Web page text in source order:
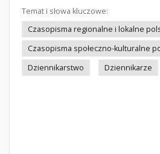
Temat i słowa kluczowe:
Czasopisma regionalne i lokalne
Czasopisma społeczno-kulturalne
Dziennikarstwo
Dziennikarze